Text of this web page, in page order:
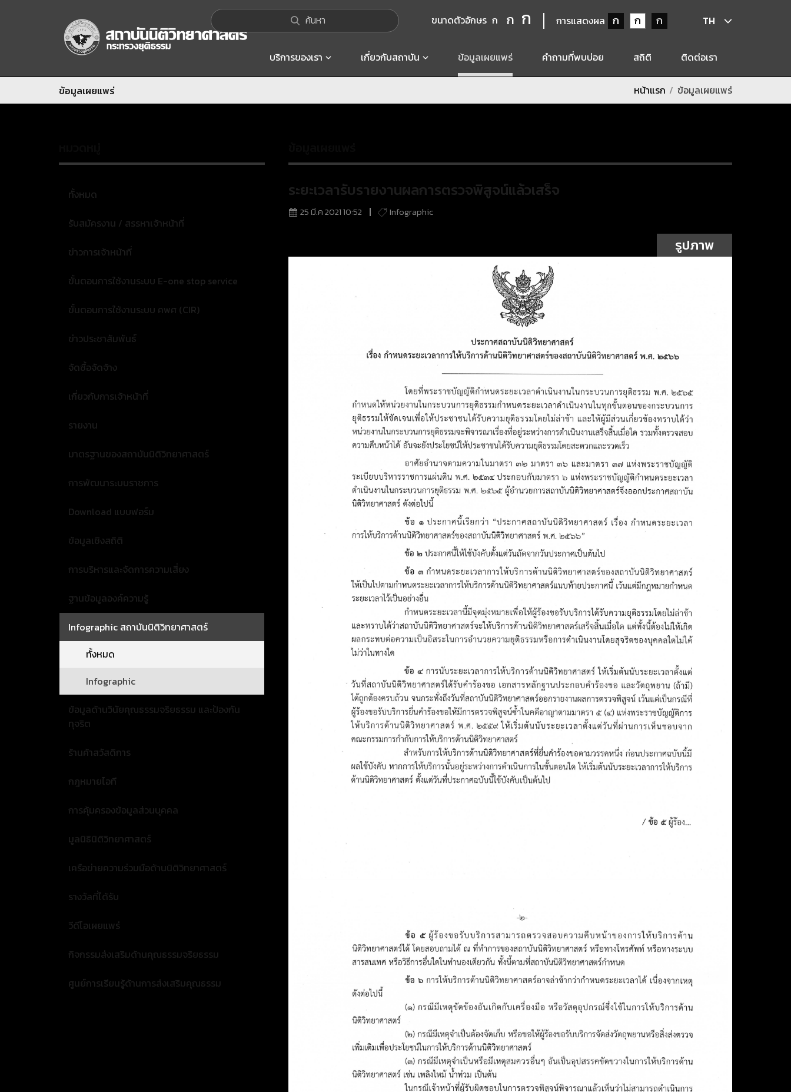
ค้นหา ขนาดตัวอักษร ก ก ก การแสดงผล ก ก ก TH
บริการของเรา เกี่ยวกับสถาบัน ข้อมูลเผยแพร่ คำถามที่พบบ่อย สถิติ ติดต่อเรา
ข้อมูลเผยแพร่ หน้าแรก ข้อมูลเผยแพร่
ทั้งหมด
รับสมัครงาน / สรรหาเจ้าหน้าที่
ข่าวการเจ้าหน้าที่
ขั้นตอนการใช้งานระบบ E-one stop service
ขั้นตอนการใช้งานระบบ คพศ (CIR)
ข่าวประชาสัมพันธ์
จัดซื้อจัดจ้าง
เกี่ยวกับการเจ้าหน้าที่
รายงาน
มาตรฐานของสถาบันนิติวิทยาศาสตร์
การพัฒนาระบบราชการ
Download แบบฟอร์ม
ข้อมูลเชิงสถิติ
การบริหารและจัดการความเสี่ยง
ฐานข้อมูลองค์ความรู้
Infographic สถาบันนิติวิทยาศาสตร์
ทั้งหมด
Infographic
ข้อมูลด้านวินัยคุณธรรมจริยธรรม และป้องกัน
ทุจริต
ร้านค้าสวัสดิการ
กฎหมายไอที
การคุ้มครองข้อมูลส่วนบุคคล
มูลนิธินิติวิทยาศาสตร์
เครือข่ายความร่วมมือด้านนิติวิทยาศาสตร์
รางวัลที่ได้รับ
วีดีโอเผยแพร่
กิจกรรมส่งเสริมด้านคุณธรรมจริยธรรม
ศูนย์การเรียนรู้ด้านการส่งเสริมคุณธรรม
ระยะเวลารับรายงานผลการตรวจพิสูจน์แล้วเสร็จ
25 มี.ค 2021 10:52 Infographic
รูปภาพ